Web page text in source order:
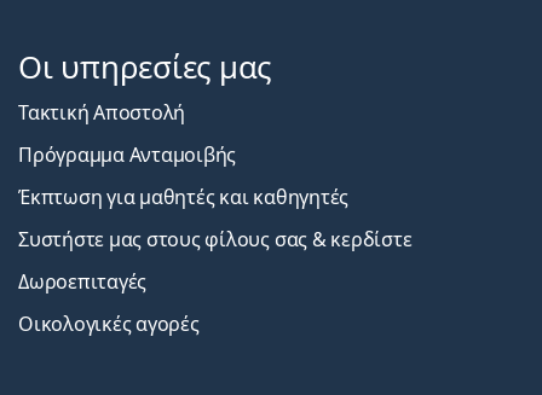
Οι υπηρεσίες μας
Τακτική Αποστολή
Πρόγραμμα Ανταμοιβής
Έκπτωση για μαθητές και καθηγητές
Συστήστε μας στους φίλους σας & κερδίστε
Δωροεπιταγές
Οικολογικές αγορές